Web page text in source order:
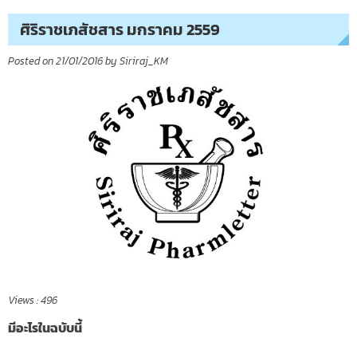
ศิริราชเภสัชสาร มกราคม 2559
Posted on21/01/2016by Siriraj_KM
Views :496
มีอะไรในฉบับนี้